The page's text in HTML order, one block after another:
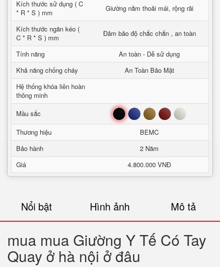
Kích thước sử dụng ( C
* R * S ) mm
Giường nằm thoải mái, rộng rãi
Kích thước ngăn kéo (
C * R * S ) mm
Đảm bảo độ chắc chắn , an toàn
Tính năng
An toàn - Dễ sử dụng
Khả năng chống cháy
An Toàn Bảo Mật
Hệ thống khóa liên hoàn
thông minh
Mầu sắc
Đen Xanh Nâu Đỏ Trắng
Thương hiệu
BEMC
Bảo hành
2 Năm
Giá
4.800.000 VNĐ
Nổi bật Hình ảnh Mô tả
mua mua Giường Y Tế Có Tay
Quay ở hà nội ở đâu